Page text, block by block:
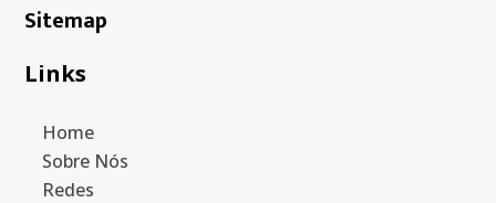
Sitemap
Links
Home
Sobre Nós
Redes